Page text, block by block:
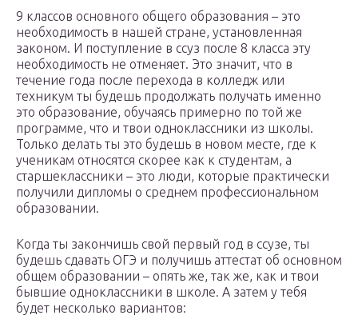
9 классов основного общего образования – это
необходимость в нашей стране, установленная
законом. И поступление в ссуз после 8 класса эту
необходимость не отменяет. Это значит, что в
течение года после перехода в колледж или
техникум ты будешь продолжать получать именно
это образование, обучаясь примерно по той же
программе, что и твои одноклассники из школы.
Только делать ты это будешь в новом месте, где к
ученикам относятся скорее как к студентам, а
старшеклассники – это люди, которые практически
получили дипломы о среднем профессиональном
образовании.
Когда ты закончишь свой первый год в ссузе, ты
будешь сдавать ОГЭ и получишь аттестат об основном
общем образовании – опять же, так же, как и твои
бывшие одноклассники в школе. А затем у тебя
будет несколько вариантов: